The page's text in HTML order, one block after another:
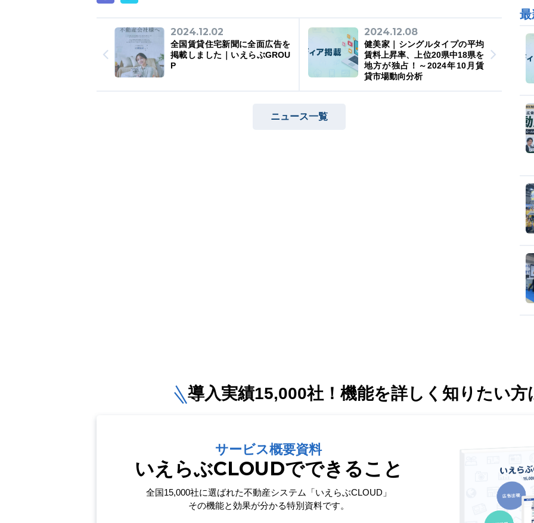
2024.12.02
全国賃貸住宅新聞に全面広告を
掲載しました｜いえらぶGROU
P
2024.12.08
健美家｜シングルタイプの平均
賃料上昇率、上位20県中18県を
地方が独占！～2024年10月賃
貸市場動向分析
ニュース一覧
導入実績15,000社！ 機能を詳しく知りたい方
サービス概要資料
いえらぶCLOUDでできること
全国15,000社に選ばれた不動産システム「いえらぶCLOUD」
その機能と効果が分かる特別資料です。